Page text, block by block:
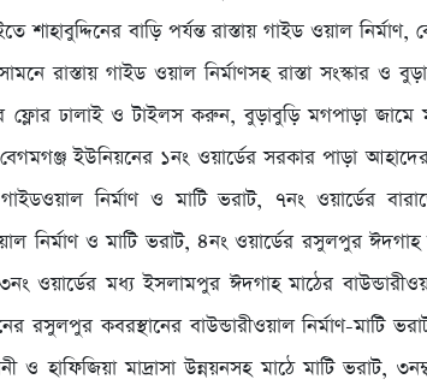
শাহাবুদ্দিনের বাড়ি পর্যন্ত রাস্তায় গাইড ওয়াল
রাস্তায় গাইড ওয়াল নির্মাণসহ রাস্তা সংস্কার ও
ফ্লোর ঢালাই ও টাইলস করুন, বুড়াবুড়ি মগপাড়া জামে
ইউনিয়নের ১নং ওয়ার্ডের সরকার পাড়া
গাইডওয়াল নির্মাণ ও মাটি ভরাট, ৭নং ওয়ার্ডের
নির্মাণ ও মাটি ভরাট, ৪নং ওয়ার্ডের রসুলপুর ঈদগাহ
ওয়ার্ডের মধ্য ইসলামপুর ঈদগাহ মাঠের
রসুলপুর কবরস্থানের বাউন্ডারীওয়াল নির্মাণ-মাটি
ও হাফিজিয়া মাদ্রাসা উন্নয়নসহ মাঠে মাটি ভরাট,